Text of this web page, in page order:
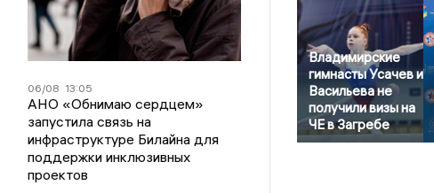
06/08 13:05
АНО «Обнимаю сердцем»
запустила связь на
инфраструктуре Билайна для
поддержки инклюзивных
проектов
Владимирские
гимнасты Усачев и
Васильева не
получили визы на
ЧЕ в Загребе